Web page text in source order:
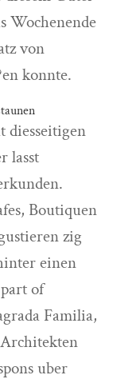
Wochenende
von
konnte.
diesseitigen
lasst
Boutiquen
zig
einen
of
Familia,
uber